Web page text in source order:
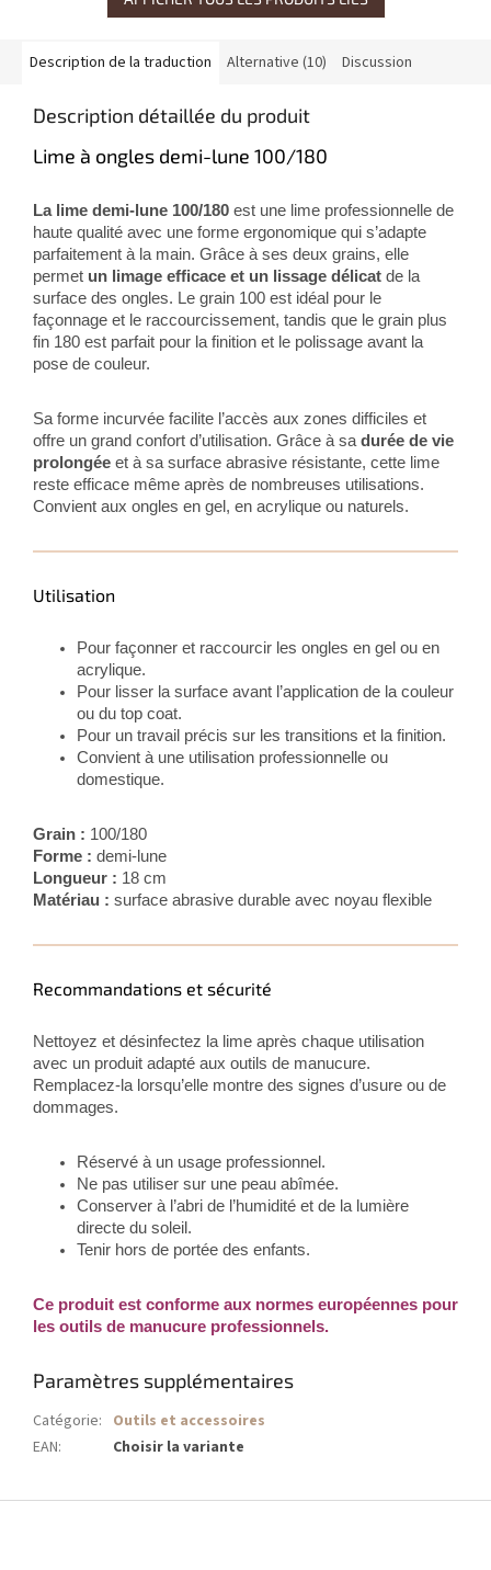
Description de la traduction Alternative (10) Discussion
Description détaillée du produit
Lime à ongles demi-lune 100/180
La lime demi-lune 100/180 est une lime professionnelle de
haute qualité avec une forme ergonomique qui s’adapte
parfaitement à la main. Grâce à ses deux grains, elle
permet un limage efficace et un lissage délicat de la
surface des ongles. Le grain 100 est idéal pour le
façonnage et le raccourcissement, tandis que le grain plus
fin 180 est parfait pour la finition et le polissage avant la
pose de couleur.
Sa forme incurvée facilite l’accès aux zones difficiles et
offre un grand confort d’utilisation. Grâce à sa durée de vie
prolongée et à sa surface abrasive résistante, cette lime
reste efficace même après de nombreuses utilisations.
Convient aux ongles en gel, en acrylique ou naturels.
Utilisation
Pour façonner et raccourcir les ongles en gel ou en
acrylique.
Pour lisser la surface avant l’application de la couleur
ou du top coat.
Pour un travail précis sur les transitions et la finition.
Convient à une utilisation professionnelle ou
domestique.
Grain : 100/180
Forme : demi-lune
Longueur : 18 cm
Matériau : surface abrasive durable avec noyau flexible
Recommandations et sécurité
Nettoyez et désinfectez la lime après chaque utilisation
avec un produit adapté aux outils de manucure.
Remplacez-la lorsqu’elle montre des signes d’usure ou de
dommages.
Réservé à un usage professionnel.
Ne pas utiliser sur une peau abîmée.
Conserver à l’abri de l’humidité et de la lumière
directe du soleil.
Tenir hors de portée des enfants.
Ce produit est conforme aux normes européennes pour
les outils de manucure professionnels.
Paramètres supplémentaires
Catégorie: Outils et accessoires
EAN: Choisir la variante